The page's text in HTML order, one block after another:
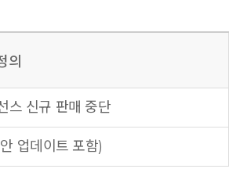
의
스 신규 판매 중단
업데이트 포함)